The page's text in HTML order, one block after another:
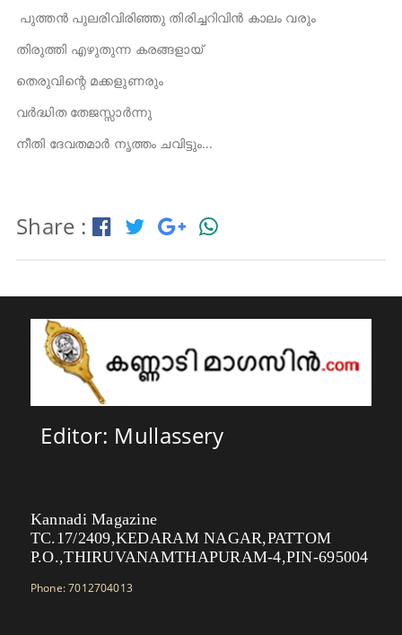
പുത്തൻ പുലരിവിരിഞ്ഞു തിരിച്ചറിവിൻ കാലം വരും
തിരുത്തി എഴുതുന്ന കരങ്ങളായ്
തെരുവിന്റെ മക്കളുണരും
വർദ്ധിത തേജസ്സാർന്നു
നീതി ദേവതമാർ നൃത്തം ചവിട്ടും...
Share :
Editor: Mullassery
Kannadi Magazine
TC.17/2409,KEDARAM NAGAR,PATTOM
P.O.,THIRUVANAMTHAPURAM-4,PIN-695004
Phone: 7012704013